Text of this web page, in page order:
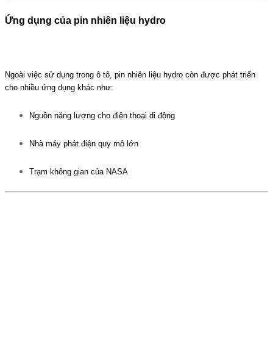
Ứng dụng của pin nhiên liệu hydro
Ngoài việc sử dụng trong ô tô, pin nhiên liệu hydro còn được phát triển
cho nhiều ứng dụng khác như:
Nguồn năng lượng cho điện thoại di động
Nhà máy phát điện quy mô lớn
Trạm không gian của NASA